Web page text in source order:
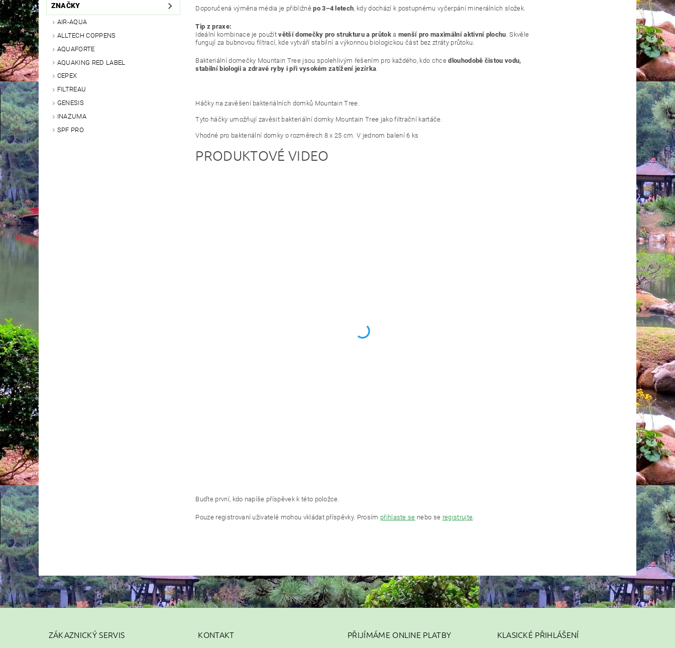
ZNAČKY
AIR-AQUA
ALLTECH COPPENS
AQUAFORTE
AQUAKING RED LABEL
CEPEX
FILTREAU
GENESIS
INAZUMA
SPF PRO
Doporučená výměna média je přibližněpo 3–4 letech, kdy dochází k postupnému vyčerpání minerálních složek.
Tip z praxe:
Ideální kombinace je použítvětší domečky pro strukturu a průtoka menší pro maximální aktivní plochu . Skvěle
fungují za bubnovou filtrací, kde vytváří stabilní a výkonnou biologickou část bez ztráty průtoku.
Bakteriální domečky Mountain Tree jsou spolehlivým řešením pro každého, kdo chcedlouhodobě čistou vodu,
stabilní biologii a zdravé ryby i při vysokém zatížení jezírka
Háčky na zavěšení bakteriálních domků Mountain Tree.
Tyto háčky umožňují zavěsit bakteriální domky Mountain Tree jako filtrační kartáče.
Vhodné pro bakteriální domky o rozměrech 8 x 25 cm. V jednom balení 6 ks
PRODUKTOVÉ VIDEO
Buďte první, kdo napíše příspěvek k této položce.
Pouze registrovaní uživatelé mohou vkládat příspěvky. Prosím přihlaste se nebo se registrujte
ZÁKAZNICKÝ SERVIS KONTAKT PŘIJÍMÁME ONLINE PLATBY KLASICKÉ PŘIHLÁŠENÍ